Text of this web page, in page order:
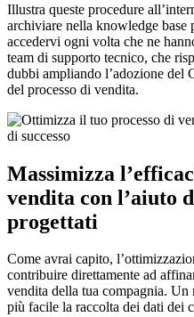
Illustra queste procedure
archiviare nella knowledge base
accedervi ogni volta che ne
team di supporto tecnico, che
dubbi ampliando l’adozione del
del processo di vendita.
Massimizza
vendita con l’aiuto
progettati
Come avrai capito,
contribuire direttamente ad
vendita della tua compagnia.
più facile la raccolta dei dati dei